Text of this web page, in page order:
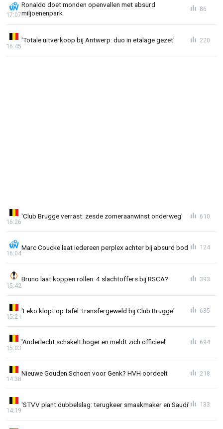
Ronaldo doet monden openvallen met absurd
miljoenenpark
17:07
86
'Totale uitverkoop bij Antwerp: duo in etalage gezet'
16:45
220
'Club Brugge verrast: zesde zomeraanwinst onderweg'
16:26
610
Marc Coucke laat iedereen perplex achter bij absurd bod
16:04
124
Bruno laat koppen rollen: 4 slachtoffers bij RSCA?
15:42
393
'Leko klopt op tafel: transfergeweld bij Club Brugge'
15:21
635
'Anderlecht schakelt hoger en meldt zich officieel'
15:03
694
Nieuwe Gouden Schoen voor Genk? HVH oordeelt
14:38
218
'STVV plant dubbelslag: terugkeer smaakmaker en Saudi'
14:19
133